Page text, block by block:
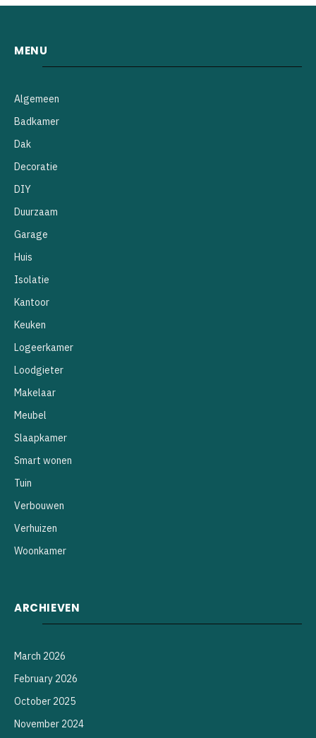
MENU
Algemeen
Badkamer
Dak
Decoratie
DIY
Duurzaam
Garage
Huis
Isolatie
Kantoor
Keuken
Logeerkamer
Loodgieter
Makelaar
Meubel
Slaapkamer
Smart wonen
Tuin
Verbouwen
Verhuizen
Woonkamer
ARCHIEVEN
March 2026
February 2026
October 2025
November 2024